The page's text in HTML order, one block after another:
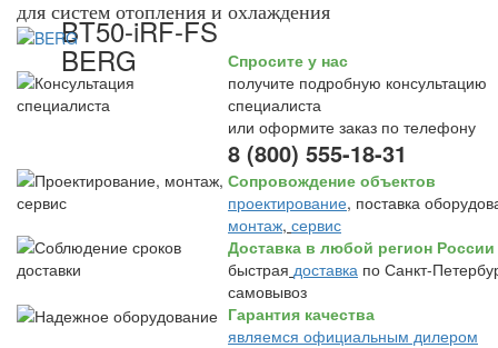
BT50-iRF-FS
BERG
для систем отопления и охлаждения
Спросите у нас
получите подробную консультацию
специалиста
или оформите заказ по телефону
8 (800) 555-18-31
Сопровождение объектов
проектирование, поставка
монтаж, сервис
Доставка в любой регион России
быстрая доставка по Санкт-
самовывоз
Гарантия качества
являемся официальным дилером